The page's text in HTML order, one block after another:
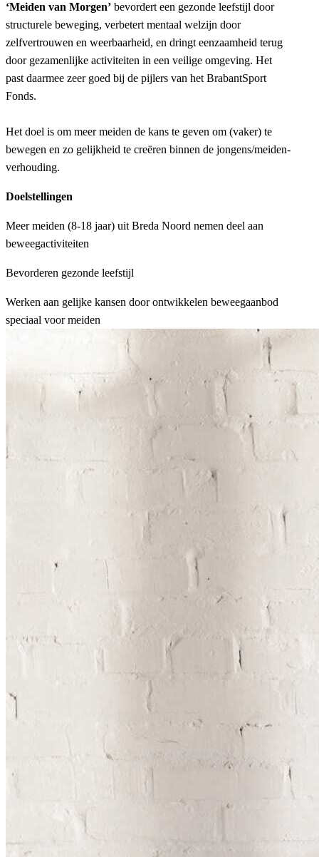
‘Meiden van Morgen’ bevordert een gezonde leefstijl door
structurele beweging, verbetert mentaal welzijn door
zelfvertrouwen en weerbaarheid, en dringt eenzaamheid terug
door gezamenlijke activiteiten in een veilige omgeving. Het
past daarmee zeer goed bij de pijlers van het BrabantSport
Fonds.
Het doel is om meer meiden de kans te geven om (vaker) te
bewegen en zo gelijkheid te creëren binnen de jongens/meiden-
verhouding.
Doelstellingen
Meer meiden (8-18 jaar) uit Breda Noord nemen deel aan
beweegactiviteiten
Bevorderen gezonde leefstijl
Werken aan gelijke kansen door ontwikkelen beweegaanbod
speciaal voor meiden